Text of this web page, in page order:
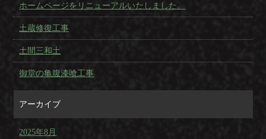
ホームページをリニューアルいたしました。
土蔵修復工事
土間三和土
御堂の亀腹漆喰工事
アーカイブ
2025年8月